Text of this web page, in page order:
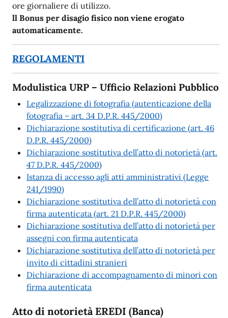
ore giornaliere di utilizzo.
ll Bonus per disagio fisico non viene erogato
automaticamente.
REGOLAMENTI
Modulistica URP – Ufficio Relazioni Pubblico
Legalizzazione di fotografia (autenticazione della
fotografia – art. 34 D.P.R. 445/2000)
Dichiarazione sostitutiva di certificazione (art. 46
D.P.R. 445/2000)
Dichiarazione sostitutiva dell’atto di notorietà (art.
47 D.P.R. 445/2000)
Istanza di accesso agli atti amministrativi (Legge
241/1990)
Dichiarazione sostitutiva dell’atto di notorietà con
firma autenticata (art. 21 D.P.R. 445/2000)
Dichiarazione sostitutiva dell’atto di notorietà per
assegni con firma autenticata
Dichiarazione sostitutiva dell’atto di notorietà per
invito di cittadini stranieri
Dichiarazione di accompagnamento di minori con
firma autenticata
Atto di notorietà EREDI (Banca)